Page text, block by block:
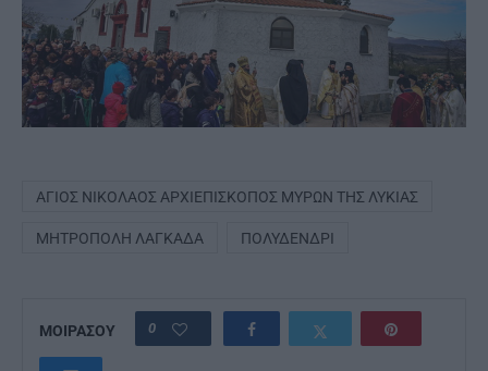
ΆΓΙΟΣ ΝΙΚΌΛΑΟΣ ΑΡΧΙΕΠΊΣΚΟΠΟΣ ΜΎΡΩΝ ΤΗΣ ΛΥΚΊΑΣ
ΜΗΤΡΌΠΟΛΗ ΛΑΓΚΑΔΆ ΠΟΛΥΔΈΝΔΡΙ
ΜΟΙΡΑΣΟΥ 0